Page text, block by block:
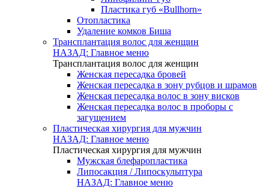
Пластика губ «Bullhorn»
Отопластика
Удаление комков Биша
Трансплантация волос для женщин
НАЗАД: Главное меню
Трансплантация волос для женщин
Женская пересадка бровей
Женская пересадка в зону рубцов и шрамов
Женская пересадка волос в зону висков
Женская пересадка волос в проборы с
загущением
Пластическая хирургия для мужчин
НАЗАД: Главное меню
Пластическая хирургия для мужчин
Мужская блефаропластика
Липосакция / Липоскульптура
НАЗАД: Главное меню